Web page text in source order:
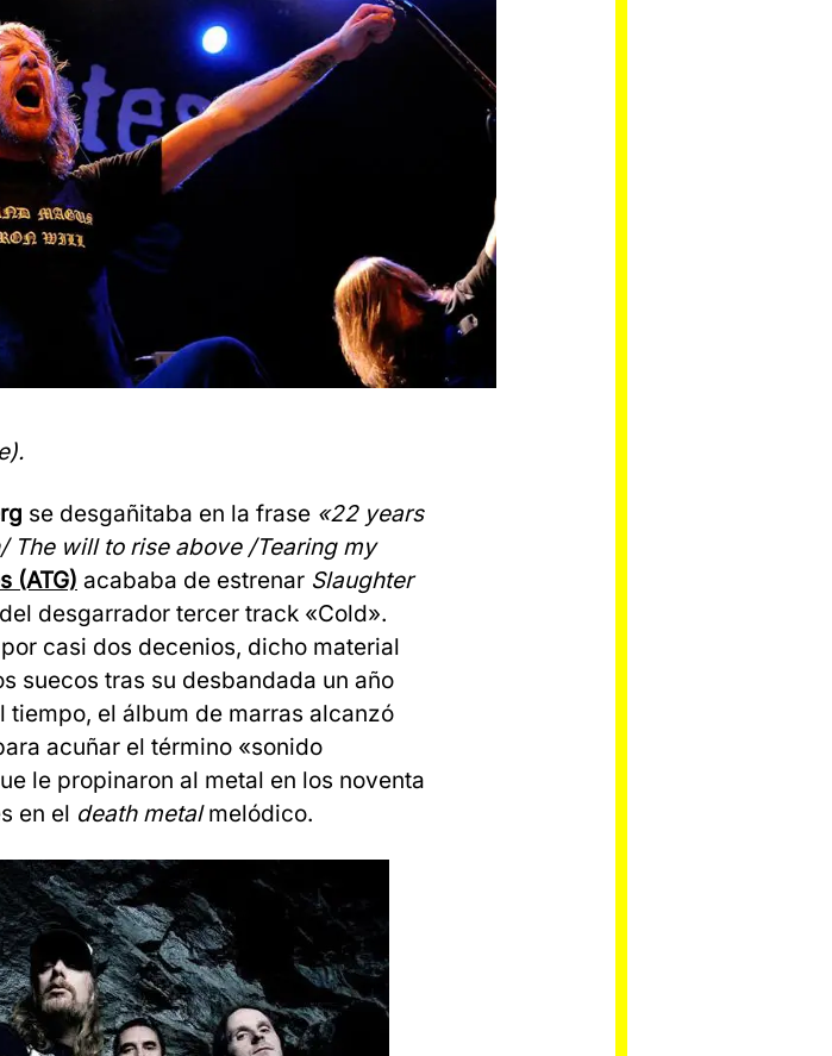
se desgañitaba en la frase «22 years
The will to rise above /Tearing my
(ATG) acababa de estrenar Slaughter
desgarrador tercer track «Cold».
casi dos decenios, dicho material
suecos tras su desbandada un año
el álbum de marras alcanzó
acuñar el término «sonido
le propinaron al metal en los noventa
en el death metalmelódico.